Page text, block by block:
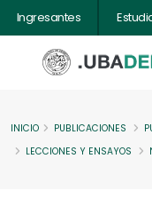
Ingresantes
INICIO PUBLICACIONES
LECCIONES Y ENSAYOS